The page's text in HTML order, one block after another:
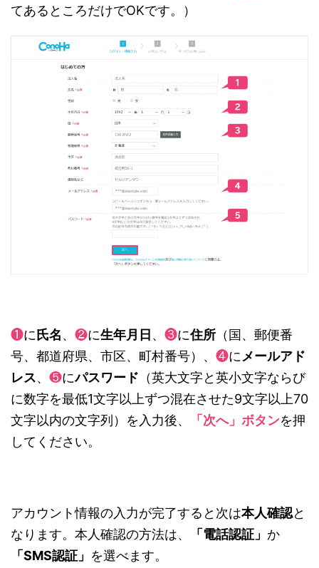
てあるところだけでOKです。）
❶に 氏名、 ❷に生年月日 、 ❸に住所 （国、郵便番
号、都道府県、市区、町村番号）、 ❹に メールアド
レス、 ❺にパスワード （英大文字と英小文字ならび
に数字を最低1文字以上ずつ混在させた9文字以上70
文字以内の文字列）を入力後、
「次へ」ボタンを押
してください。
アカウント情報の入力が完了すると次は本人確認と
なります。本人確認の方法は、
「 電話認証」 か
「 SMS認証」 を選べます。